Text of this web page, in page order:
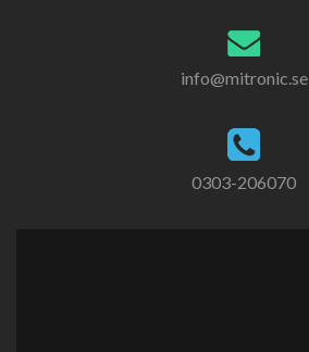
info@mitronic.se
0303-206070